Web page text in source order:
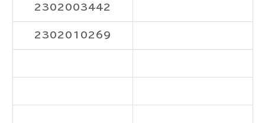
2302003442
2302010269